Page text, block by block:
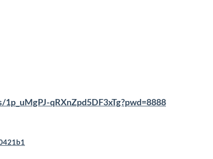
1p_uMgPJ-qRXnZpd5DF3xTg?pwd=8888